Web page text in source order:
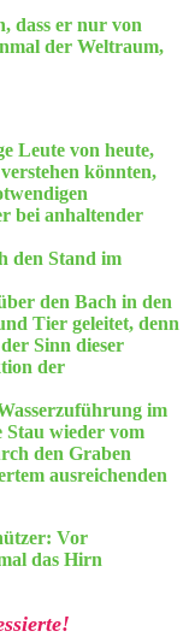
dass er nur von
der Weltraum,
Leute von heute,
könnten,
bei anhaltender
den Stand im
den Bach in den
Tier geleitet, denn
Sinn dieser
der
im
Stau wieder vom
den Graben
ausreichenden
Vor
das Hirn